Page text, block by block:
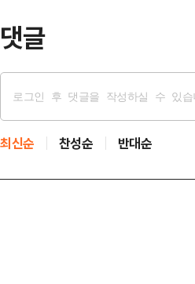
댓글
최신순 찬성순 반대순